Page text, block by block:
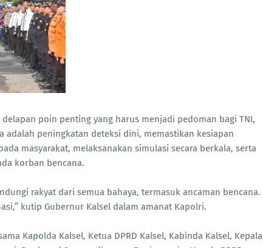
poin penting yang harus menjadi pedoman bagi TNI,
adalah peningkatan deteksi dini, memastikan kesiapan
masyarakat, melaksanakan simulasi secara berkala, serta
korban bencana.
rakyat dari semua bahaya, termasuk ancaman bencana.
kutip Gubernur Kalsel dalam amanat Kapolri.
Kapolda Kalsel, Ketua DPRD Kalsel, Kabinda Kalsel, Kepala